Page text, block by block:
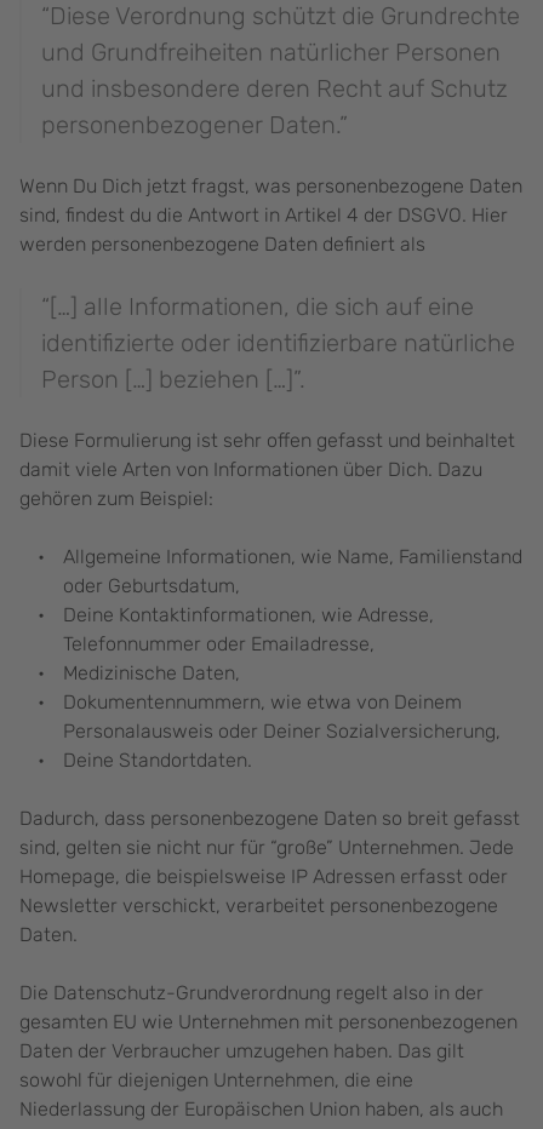
“Diese Verordnung schützt die Grundrechte
und Grundfreiheiten natürlicher Personen
und insbesondere deren Recht auf Schutz
personenbezogener Daten.”
Wenn Du Dich jetzt fragst, was personenbezogene Daten
sind, findest du die Antwort in Artikel 4 der DSGVO. Hier
werden personenbezogene Daten definiert als
“[…] alle Informationen, die sich auf eine
identifizierte oder identifizierbare natürliche
Person […] beziehen […]”.
Diese Formulierung ist sehr offen gefasst und beinhaltet
damit viele Arten von Informationen über Dich. Dazu
gehören zum Beispiel:
Allgemeine Informationen, wie Name, Familienstand
oder Geburtsdatum,
Deine Kontaktinformationen, wie Adresse,
Telefonnummer oder Emailadresse,
Medizinische Daten,
Dokumentennummern, wie etwa von Deinem
Personalausweis oder Deiner Sozialversicherung,
Deine Standortdaten.
Dadurch, dass personenbezogene Daten so breit gefasst
sind, gelten sie nicht nur für “große” Unternehmen. Jede
Homepage, die beispielsweise IP Adressen erfasst oder
Newsletter verschickt, verarbeitet personenbezogene
Daten.
Die Datenschutz-Grundverordnung regelt also in der
gesamten EU wie Unternehmen mit personenbezogenen
Daten der Verbraucher umzugehen haben. Das gilt
sowohl für diejenigen Unternehmen, die eine
Niederlassung der Europäischen Union haben, als auch